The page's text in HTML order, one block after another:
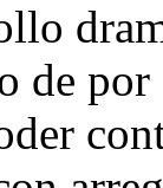
de